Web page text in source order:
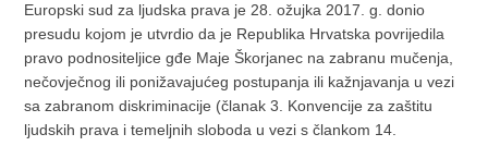
Europski sud za ljudska prava je 28. ožujka 2017. g. donio
presudu kojom je utvrdio da je Republika Hrvatska povrijedila
pravo podnositeljice gđe Maje Škorjanec na zabranu mučenja,
nečovječnog ili ponižavajućeg postupanja ili kažnjavanja u vezi
sa zabranom diskriminacije (članak 3. Konvencije za zaštitu
ljudskih prava i temeljnih sloboda u vezi s člankom 14.